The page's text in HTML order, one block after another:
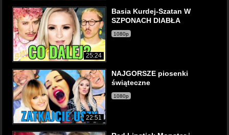
25:24
Basia Kurdej-Szatan W
SZPONACH DIABŁA
1080p
22:51
NAJGORSZE piosenki
świąteczne
1080p